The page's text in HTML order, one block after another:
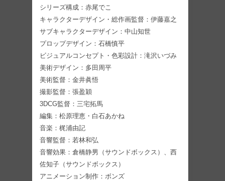
シリーズ構成：赤尾でこ
キャラクターデザイン・総作画監督：伊藤嘉之
サブキャラクターデザイン：中山知世
プロップデザイン：石橋慎平
ビジュアルコンセプト・色彩設計：滝沢いづみ
美術デザイン：多田周平
美術監督：金井眞悟
撮影監督：張盈穎
3DCG監督：三宅拓馬
編集：松原理恵・白石あかね
音楽：梶浦由記
音響監督：若林和弘
音響効果：倉橋静男（サウンドボックス）、西
佐知子（サウンドボックス）
アニメーション制作：ボンズ